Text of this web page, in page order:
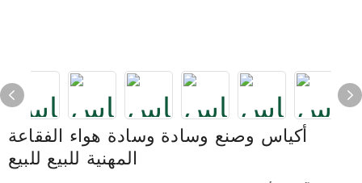
أكياس وصنع وسادة وسادة هواء الفقاعة
المهنية للبيع للبيع